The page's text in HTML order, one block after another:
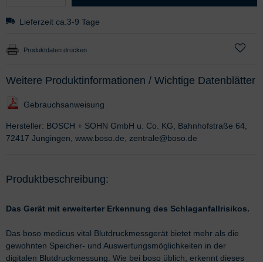
Lieferzeit ca.3-9 Tage
Produktdaten drucken
Weitere Produktinformationen / Wichtige Datenblätter
Gebrauchsanweisung
Hersteller: BOSCH + SOHN GmbH u. Co. KG, Bahnhofstraße 64,
72417 Jungingen, www.boso.de, zentrale@boso.de
Produktbeschreibung:
Das Gerät mit erweiterter Erkennung des Schlaganfallrisikos.
Das boso medicus vital Blutdruckmessgerät bietet mehr als die
gewohnten Speicher- und Auswertungsmöglichkeiten in der
digitalen Blutdruckmessung. Wie bei boso üblich, erkennt dieses